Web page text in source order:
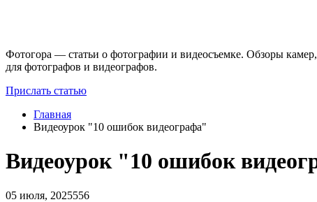
Фотогора — статьи о фотографии и видеосъемке. Обзоры
для фотографов и видеографов.
Прислать статью
Главная
Видеоурок "10 ошибок видеографа"
Видеоурок "10 ошибок
05 июля, 2025556